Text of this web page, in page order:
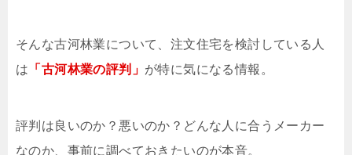
そんな古河林業について、注文住宅を検討している人
は 「古河林業の評判」 が特に気になる情報。
評判は良いのか？悪いのか？どんな人に合うメーカー
なのか、事前に調べておきたいのが本音。